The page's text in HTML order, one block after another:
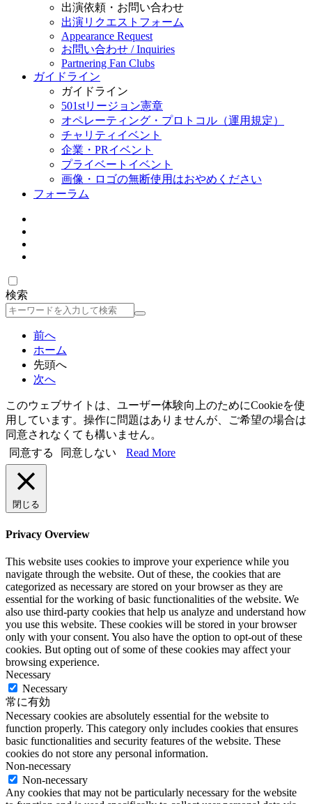
出演依頼・お問い合わせ
出演リクエストフォーム
Appearance Request
お問い合わせ / Inquiries
Partnering Fan Clubs
ガイドライン
ガイドライン
501stリージョン憲章
オペレーティング・プロトコル（運用規定）
チャリティイベント
企業・PRイベント
プライベートイベント
画像・ロゴの無断使用はおやめください
フォーラム
検索
検
前へ
ホーム
先頭へ
次へ
このウェブサイトは、ユーザー体験向上のためにCookieを使
用しています。操作に問題はありませんが、ご希望の場合は
同意されなくても構いません。
同意する
同意しない Read More
閉じる
Privacy Overview
This website uses cookies to improve your experience while you
navigate through the website. Out of these, the cookies that are
categorized as necessary are stored on your browser as they are
essential for the working of basic functionalities of the website. We
also use third-party cookies that help us analyze and understand how
you use this website. These cookies will be stored in your browser
only with your consent. You also have the option to opt-out of these
cookies. But opting out of some of these cookies may affect your
browsing experience.
Necessary
Necessary
常に有効
Necessary cookies are absolutely essential for the website to
function properly. This category only includes cookies that ensures
basic functionalities and security features of the website. These
cookies do not store any personal information.
Non-necessary
Non-necessary
Any cookies that may not be particularly necessary for the website